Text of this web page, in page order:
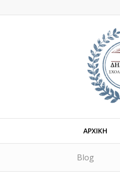
ΑΡΧΙΚΗ
Blog